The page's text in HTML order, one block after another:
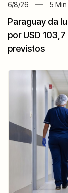
6/8/26 5 Min
Paraguay da
por USD
previstos